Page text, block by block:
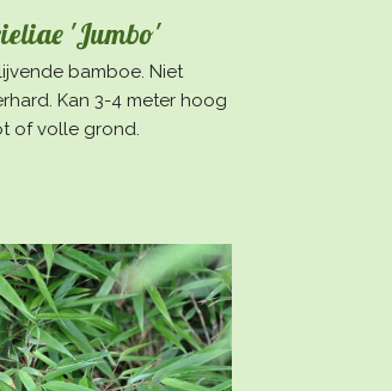
'Jumbo'
bamboe. Niet
Kan 3-4 meter hoog
of volle grond.